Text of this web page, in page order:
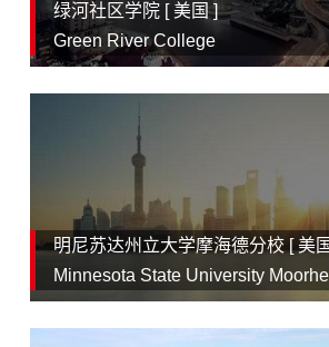
绿河社区学院 [美国]
Green River College
明尼苏达州立大学摩海德分校 [美国
Minnesota State University